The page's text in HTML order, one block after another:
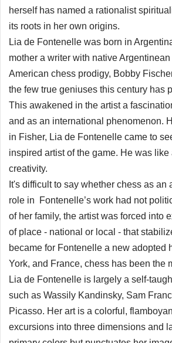
herself has named a rationalist
its roots in her own origins.
Lia de Fontenelle was born in
mother a writer with native
American chess prodigy, Bobby
the few true geniuses this century has
This awakened in the artist a
and as an international phenomenon.
in Fisher, Lia de Fontenelle came to
inspired artist of the game. He was
creativity.
It's difficult to say whether chess as
role in Fontenelle’s work had not
of her family, the artist was forced into
of place - national or local - that
became for Fontenelle a new
York, and France, chess has been the
Lia de Fontenelle is largely a self-
such as Wassily Kandinsky, Sam
Picasso. Her art is a colorful,
excursions into three dimensions and